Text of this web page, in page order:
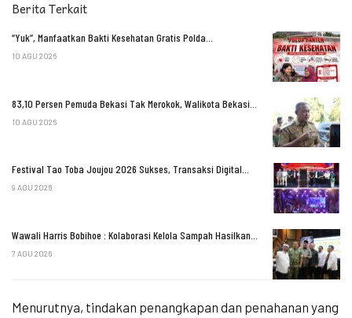
Berita Terkait
“Yuk”, Manfaatkan Bakti Kesehatan Gratis Polda…
10 AGU 2026
83,10 Persen Pemuda Bekasi Tak Merokok, Walikota Bekasi…
10 AGU 2026
Festival Tao Toba Joujou 2026 Sukses, Transaksi Digital…
9 AGU 2026
Wawali Harris Bobihoe : Kolaborasi Kelola Sampah Hasilkan…
7 AGU 2026
Menurutnya, tindakan penangkapan dan penahanan yang